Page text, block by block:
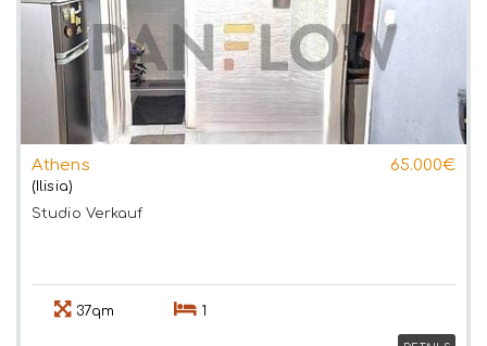
Athens 65.000€
(Ilisia)
Studio Verkauf
37qm 1